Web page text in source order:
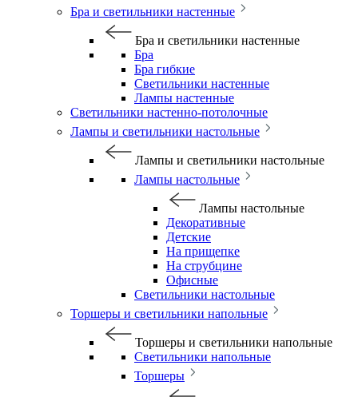
Бра и светильники настенные
Бра и светильники настенные
Бра
Бра гибкие
Светильники настенные
Лампы настенные
Светильники настенно-потолочные
Лампы и светильники настольные
Лампы и светильники настольные
Лампы настольные
Лампы настольные
Декоративные
Детские
На прищепке
На струбцине
Офисные
Светильники настольные
Торшеры и светильники напольные
Торшеры и светильники напольные
Светильники напольные
Торшеры